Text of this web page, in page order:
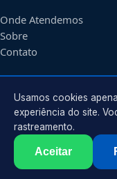
Onde Atendemos
Sobre
Contato
CONTATO
Atendimento em
2026 Praia
Usamos cookies
experiência do site.
rastreamento.
Aceitar